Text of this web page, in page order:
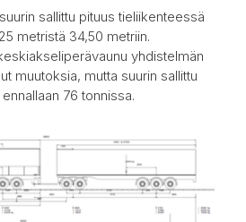
sallittu pituus tieliikenteessä
metristä 34,50 metriin.
yhdistelmän
muutoksia, mutta suurin sallittu
76 tonnissa.